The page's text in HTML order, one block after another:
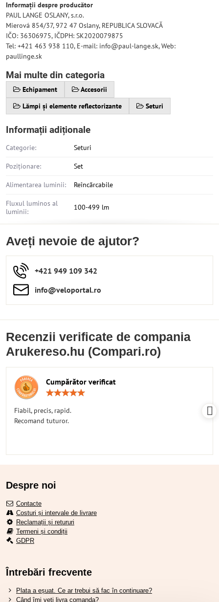
Informații despre producător
PAUL LANGE OSLANY, s.r.o.
Mierová 854/37, 972 47 Oslany, REPUBLICA SLOVACĂ
IČO: 36306975, IČDPH: SK2020079875
Tel: +421 463 938 110, E-mail: info@paul-lange.sk, Web:
paullinge.sk
Mai multe din categoria
Echipament
Accesorii
Lămpi și elemente reflectorizante
Seturi
Informații adiționale
Categorie: Seturi
Poziționare: Set
Alimentarea luminii: Reîncărcabile
Fluxul luminos al
luminii:
100-499 lm
Aveți nevoie de ajutor?
+421 949 109 342
info​​@veloportal​.ro
Recenzii verificate de compania
Arukereso.hu (Compari.ro)
Cumpărător verificat
Fiabil, precis, rapid.
Recomand tuturor.
Despre noi
Contacte
Costuri și intervale de livrare
Reclamații și retururi
Termeni și condiții
GDPR
Întrebări frecvente
Plata a eșuat. Ce ar trebui să fac în continuare?
Când îmi veți livra comanda?